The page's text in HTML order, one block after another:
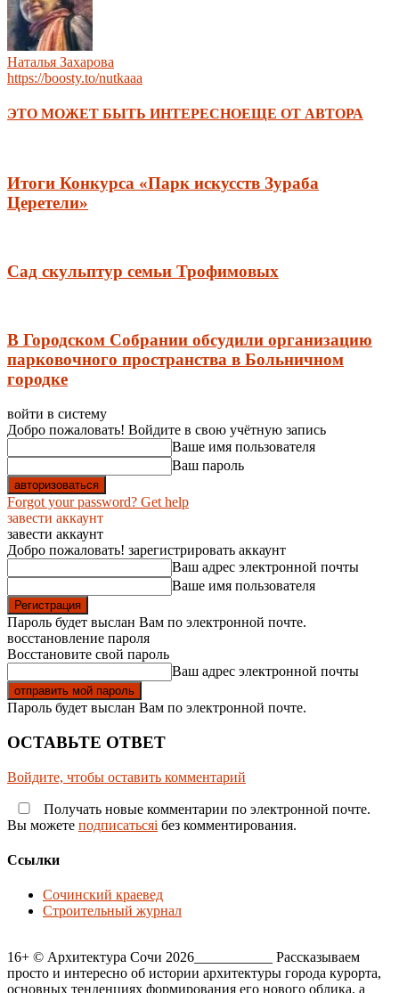
Наталья Захарова
https://boosty.to/nutkaaa
ЭТО МОЖЕТ БЫТЬ ИНТЕРЕСНОЕЩЕ ОТ АВТОРА
Итоги Конкурса «Парк искусств Зураба
Церетели»
Сад скульптур семьи Трофимовых
В Городском Собрании обсудили организацию
парковочного пространства в Больничном
городке
войти в систему
Добро пожаловать! Войдите в свою учётную запись
Ваше имя пользователя
Ваш пароль
Forgot your password? Get help
завести аккаунт
завести аккаунт
Добро пожаловать! зарегистрировать аккаунт
Ваш адрес электронной почты
Ваше имя пользователя
Пароль будет выслан Вам по электронной почте.
восстановление пароля
Восстановите свой пароль
Ваш адрес электронной почты
Пароль будет выслан Вам по электронной почте.
ОСТАВЬТЕ ОТВЕТ
Войдите, чтобы оставить комментарий
Получать новые комментарии по электронной почте.
Вы можете подписатьсяi без комментирования.
Ссылки
Сочинский краевед
Строительный журнал
16+ © Архитектура Сочи 2026___________ Рассказываем
просто и интересно об истории архитектуры города курорта,
основных тенденциях формирования его нового облика, а